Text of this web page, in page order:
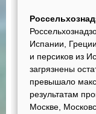
Испании,
и персиков из
загрязнены
превышало
результатам
Москве,